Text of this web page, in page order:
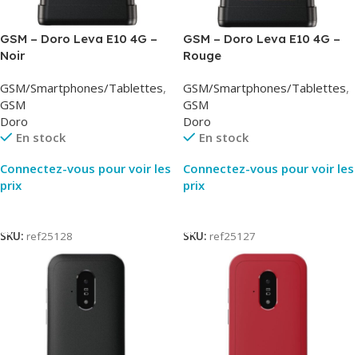
GSM – Doro Leva E10 4G –
Noir
GSM/Smartphones/Tablettes,
GSM
Doro
En stock
Connectez-vous pour voir les
prix
SKU: ref25128
GSM – Doro Leva E10 4G –
Rouge
GSM/Smartphones/Tablettes,
GSM
Doro
En stock
Connectez-vous pour voir les
prix
SKU: ref25127